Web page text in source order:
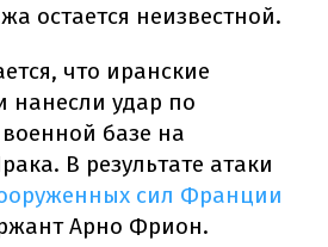
остается неизвестной.
что иранские
нанесли удар по
базе на
В результате атаки
сил Франции
Арно Фрион.